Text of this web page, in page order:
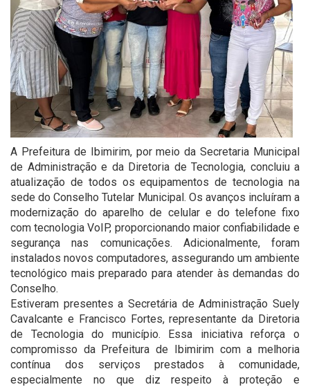
A Prefeitura de Ibimirim, por meio da Secretaria Municipal
de Administração e da Diretoria de Tecnologia, concluiu a
atualização de todos os equipamentos de tecnologia na
sede do Conselho Tutelar Municipal. Os avanços incluíram a
modernização do aparelho de celular e do telefone fixo
com tecnologia VoIP, proporcionando maior confiabilidade e
segurança nas comunicações. Adicionalmente, foram
instalados novos computadores, assegurando um ambiente
tecnológico mais preparado para atender às demandas do
Conselho.
Estiveram presentes a Secretária de Administração Suely
Cavalcante e Francisco Fortes, representante da Diretoria
de Tecnologia do município. Essa iniciativa reforça o
compromisso da Prefeitura de Ibimirim com a melhoria
contínua dos serviços prestados à comunidade,
especialmente no que diz respeito à proteção e